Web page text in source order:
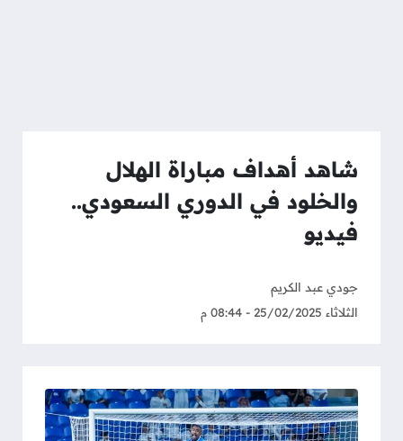
شاهد أهداف مباراة الهلال
والخلود في الدوري السعودي..
فيديو
جودي عبد الكريم
الثلاثاء 25/02/2025 - 08:44 م